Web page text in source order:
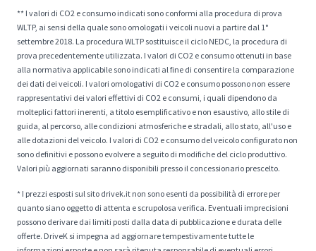
** I valori di CO2 e consumo indicati sono conformi alla procedura di prova
WLTP, ai sensi della quale sono omologati i veicoli nuovi a partire dal 1°
settembre 2018. La procedura WLTP sostituisce il ciclo NEDC, la procedura di
prova precedentemente utilizzata. I valori di CO2 e consumo ottenuti in base
alla normativa applicabile sono indicati al fine di consentire la comparazione
dei dati dei veicoli. I valori omologativi di CO2 e consumo possono non essere
rappresentativi dei valori effettivi di CO2 e consumi, i quali dipendono da
molteplici fattori inerenti, a titolo esemplificativo e non esaustivo, allo stile di
guida, al percorso, alle condizioni atmosferiche e stradali, allo stato, all'uso e
alle dotazioni del veicolo. I valori di CO2 e consumo del veicolo configurato non
sono definitivi e possono evolvere a seguito di modifiche del ciclo produttivo.
Valori più aggiornati saranno disponibili presso il concessionario prescelto.
* I prezzi esposti sul sito drivek.it non sono esenti da possibilità di errore per
quanto siano oggetto di attenta e scrupolosa verifica. Eventuali imprecisioni
possono derivare dai limiti posti dalla data di pubblicazione e durata delle
offerte. DriveK si impegna ad aggiornare tempestivamente tutte le